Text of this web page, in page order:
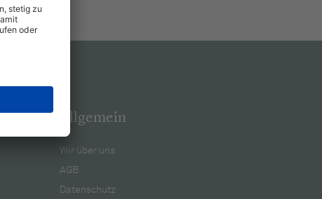
Allgemein
Wir über uns
AGB
Datenschutz